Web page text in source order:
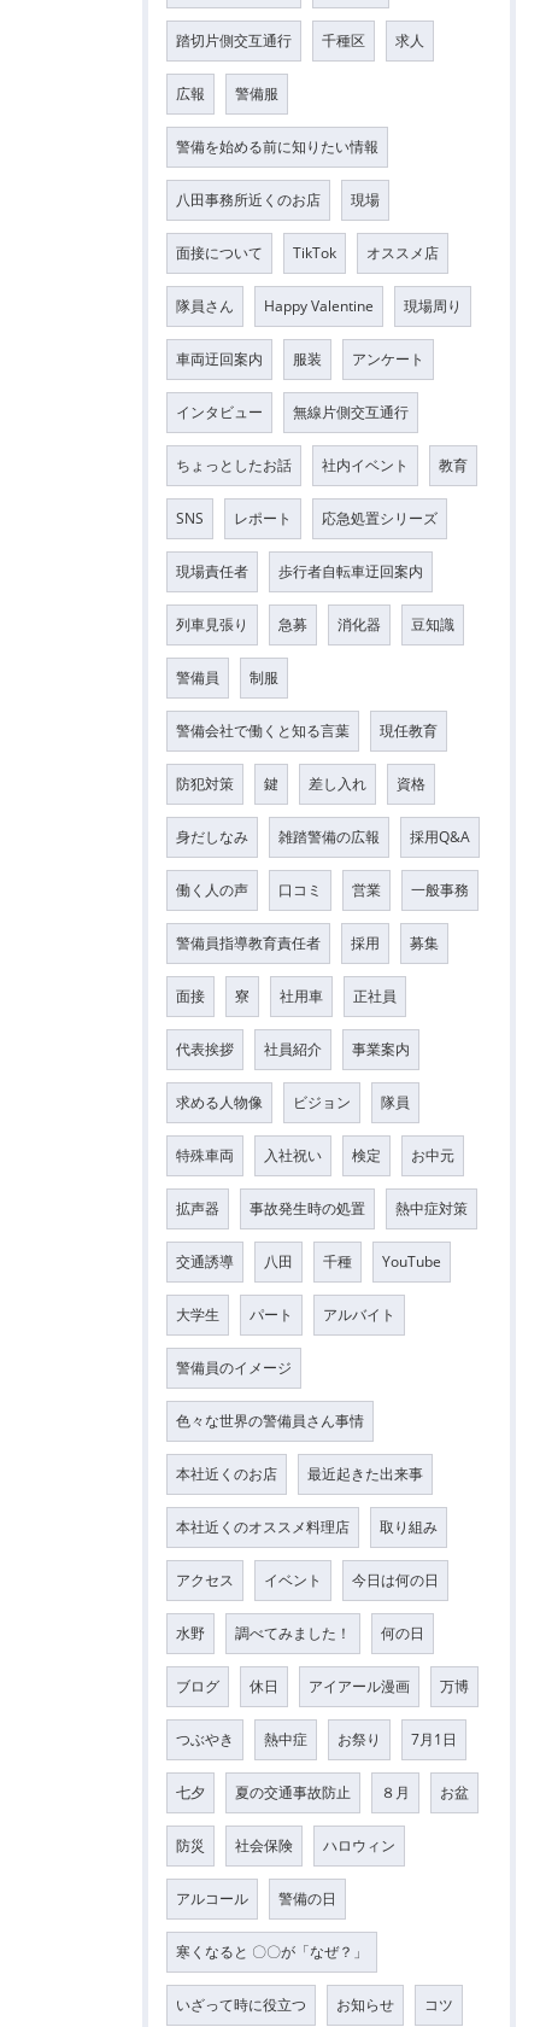
踏切片側交互通行 千種区 求人
広報 警備服
警備を始める前に知りたい情報
八田事務所近くのお店 現場
面接について TikTok オススメ店
隊員さん Happy Valentine 現場周り
車両迂回案内 服装 アンケート
インタビュー 無線片側交互通行
ちょっとしたお話 社内イベント 教育
SNS レポート 応急処置シリーズ
現場責任者 歩行者自転車迂回案内
列車見張り 急募 消化器 豆知識
警備員 制服
警備会社で働くと知る言葉 現任教育
防犯対策 鍵 差し入れ 資格
身だしなみ 雑踏警備の広報 採用Q&A
働く人の声 口コミ 営業 一般事務
警備員指導教育責任者 採用 募集
面接 寮 社用車 正社員
代表挨拶 社員紹介 事業案内
求める人物像 ビジョン 隊員
特殊車両 入社祝い 検定 お中元
拡声器 事故発生時の処置 熱中症対策
交通誘導 八田 千種 YouTube
大学生 パート アルバイト
警備員のイメージ
色々な世界の警備員さん事情
本社近くのお店 最近起きた出来事
本社近くのオススメ料理店 取り組み
アクセス イベント 今日は何の日
水野 調べてみました！ 何の日
ブログ 休日 アイアール漫画 万博
つぶやき 熱中症 お祭り 7月1日
七夕 夏の交通事故防止 ８月 お盆
防災 社会保険 ハロウィン
アルコール 警備の日
寒くなると 〇〇が「なぜ？」
いざって時に役立つ お知らせ コツ